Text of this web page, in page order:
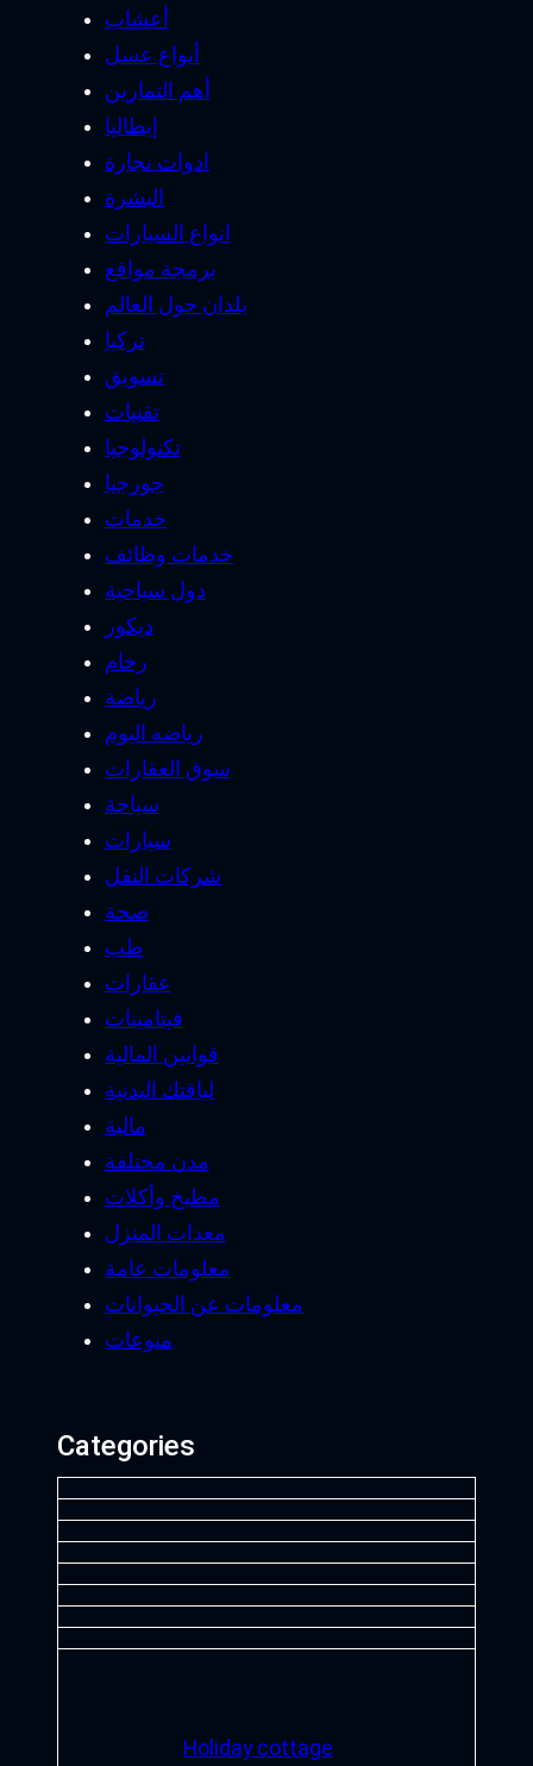
أعشاب
أنواع عسل
أهم التمارين
إيطاليا
ادوات نجارة
البشرة
انواع السيارات
برمجة مواقع
بلدان حول العالم
تركيا
تسويق
تقنيات
تكنولوجيا
جورجيا
خدمات
خدمات وظائف
دول سياحية
ديكور
رخام
رياضة
رياضه اليوم
سوق العقارات
سياحة
سيارات
شركات النقل
صحة
طب
عقارات
فيتامينات
قوانين المالية
لياقتك البدنية
مالية
مدن مختلفة
مطبخ وأكلات
معدات المنزل
معلومات عامة
معلومات عن الحيوانات
منوعات
Categories
Holiday cottage